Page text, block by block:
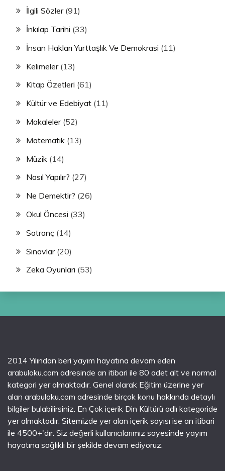
İlgili Sözler(91)
İnkılap Tarihi (33)
İnsan Hakları Yurttaşlık Ve Demokrasi (11)
Kelimeler(13)
Kitap Özetleri (61)
Kültür ve Edebiyat (11)
Makaleler(52)
Matematik (13)
Müzik (14)
Nasıl Yapılır? (27)
Ne Demektir? (26)
Okul Öncesi (33)
Satranç (14)
Sınavlar(20)
Zeka Oyunları (53)
2014 Yılından beri yayım hayatına devam eden
arabuloku.com adresinde an itibari ile 80 adet alt ve normal
kategori yer almaktadır. Genel olarak Eğitim üzerine yer
alan arabuloku.com adresinde birçok konu hakkında detaylı
bilgiler bulabilirsiniz. En Çok içerik Din Kültürü adlı kategoride
yer almaktadır. Sitemizde yer alan içerik sayısı ise an itibari
ile 4500+'dır. Siz değerli kullanıcılarımız sayesinde yayım
hayatına sağlıklı bir şekilde devam ediyoruz.